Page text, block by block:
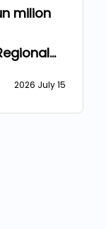
milion
2026 July 15